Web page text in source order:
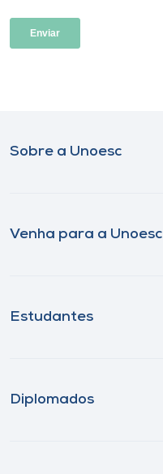
Sobre a Unoesc
Venha para a Unoesc
Estudantes
Diplomados